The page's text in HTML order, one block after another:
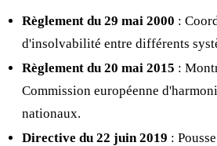
Règlement du 29 mai 2000 :
d'insolvabilité entre différents
Règlement du 20 mai 2015 :
Commission européenne
nationaux.
Directive du 22 juin 2019 :